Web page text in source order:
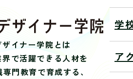
学
ア
ザイナー学院とは
で活躍できる人材を
門教育で育成する、